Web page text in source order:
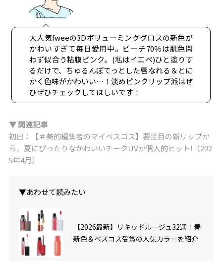
大人気fweeの3Dボリューミンググロスの新色が
かわいすぎて毎日愛用中。ピーチ70％は肌色問
わず似合う粘膜ピンク。(私はイエベ)ひと塗りす
るだけで、ちゅるんぽてっとした唇なれる＆とに
かく色味がかわいい…！淡めピンクリップ派はぜ
ひぜひチェックしてほしいです！
▼ 関連記事
初出：【＃美的編集者のマイベスコス】要注目の新リップか
ら、夏にぴったりなかわいいチークUVが個人的ヒット!（202
5年4月）
▼あわせて読みたい
【2026最新】リキッドルージュ32選！春
新色＆ベスコス受賞の人気カラーを紹介